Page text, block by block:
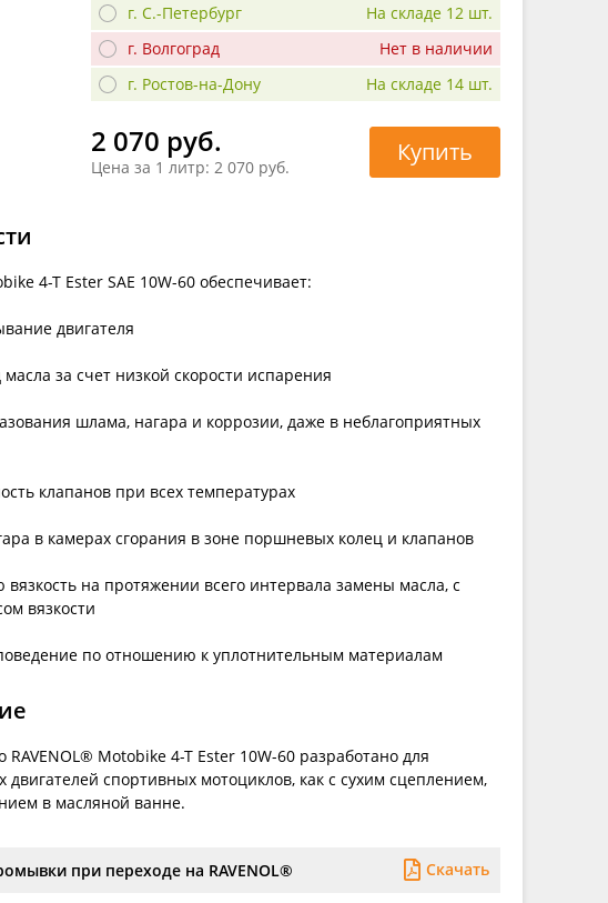
г. С.-Петербург
На складе 12 шт.
г. Волгоград
Нет в наличии
г. Ростов-на-Дону
На складе 14 шт.
2 070 руб.
Цена за 1 литр: 2 070 руб.
Купить
4-T Ester SAE 10W-60 обеспечивает:
двигателя
масла за счет низкой скорости испарения
шлама, нагара и коррозии, даже в неблагоприятных
клапанов при всех температурах
в камерах сгорания в зоне поршневых колец и клапанов
вязкость на протяжении всего интервала замены масла, с
вязкости
по отношению к уплотнительным материалам
Motobike 4-T Ester 10W-60 разработано для
двигателей спортивных мотоциклов, как с сухим сцеплением,
в масляной ванне.
при переходе на RAVENOL® Скачать